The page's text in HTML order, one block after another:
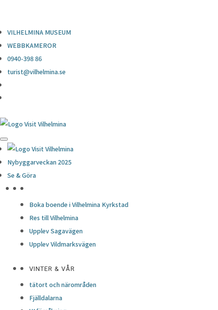
VILHELMINA MUSEUM
WEBBKAMEROR
0940-398 86
turist@vilhelmina.se
Nybyggarveckan 2025
Se & Göra
Boka boende i Vilhelmina Kyrkstad
Res till Vilhelmina
Upplev Sagavägen
Upplev Vildmarksvägen
VINTER & VÅR
tätort och närområden
Fjälldalarna